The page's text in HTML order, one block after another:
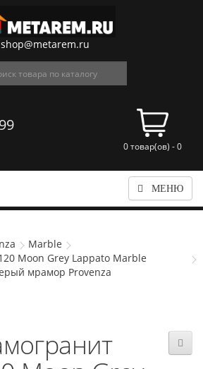
shop@metarem.ru
0 товар(ов) - 0
МЕНЮ
Marble
Moon Grey Lappato Marble
мрамор Provenza